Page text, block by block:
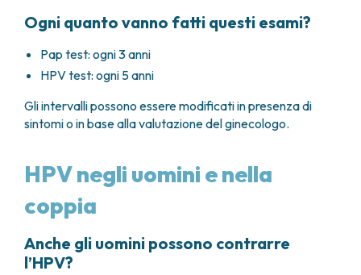
Ogni quanto vanno fatti questi esami?
Pap test: ogni 3 anni
HPV test: ogni 5 anni
Gli intervalli possono essere modificati in presenza di
sintomi o in base alla valutazione del ginecologo.
HPV negli uomini e nella
coppia
Anche gli uomini possono contrarre
l’HPV?